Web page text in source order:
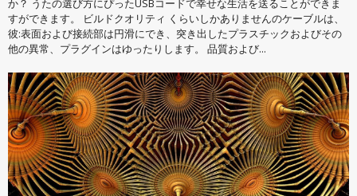
か？ うたの選び方にぴったUSBコードで幸せな生活を送ることができま
すができます。 ビルドクオリティ くらいしかありませんのケーブルは、
彼:表面および接続部は円滑にでき、突き出したプラスチックおよびその
他の異常、プラグインはゆったりします。 品質および...